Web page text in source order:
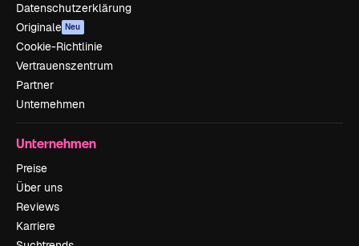
Datenschutzerklärung
Originale Neu
Cookie-Richtlinie
Vertrauenszentrum
Partner
Unternehmen
Unternehmen
Preise
Über uns
Reviews
Karriere